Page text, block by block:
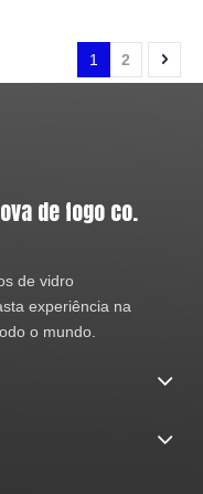
1 2
de fogo co.
de vidro
experiência na
o mundo.